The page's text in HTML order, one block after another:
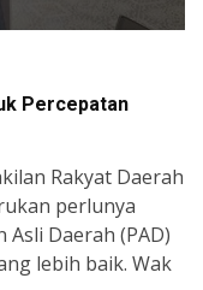
Percepatan
Rakyat Daerah
perlunya
Daerah (PAD)
lebih baik. Wak